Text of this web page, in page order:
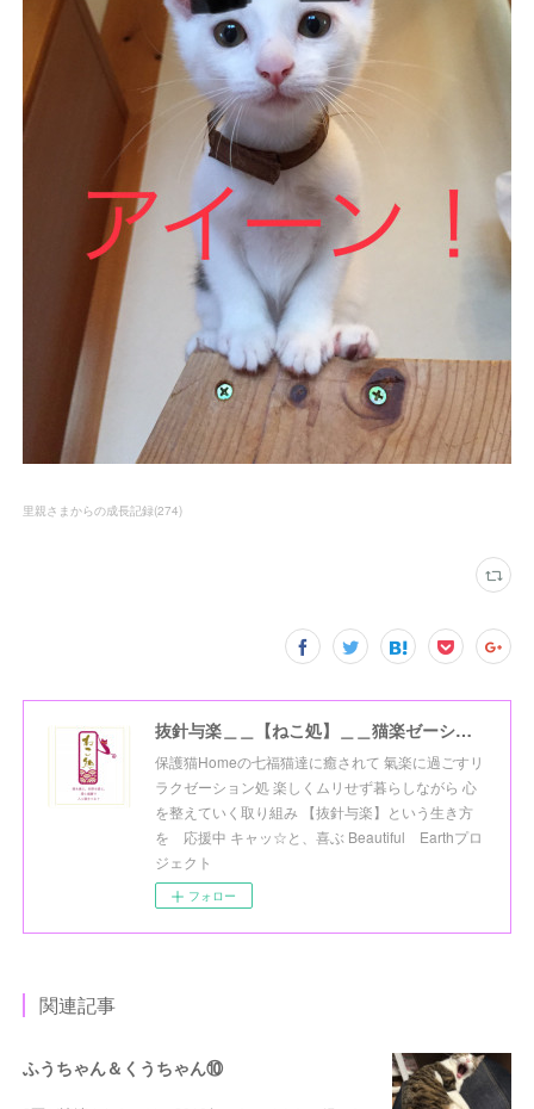
里親さまからの成長記録(274)
抜針与楽＿＿【ねこ処】＿＿猫楽ゼーションHome☆
保護猫Homeの七福猫達に癒されて 氣楽に過ごすリ
ラクゼーション処 楽しくムリせず暮らしながら 心
を整えていく取り組み 【抜針与楽】という生き方
を 応援中 キャッ☆と、喜ぶ Beautiful Earthプロ
ジェクト
フォロー
関連記事
ふうちゃん＆くうちゃん⑩